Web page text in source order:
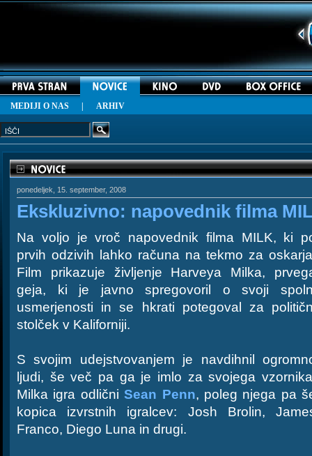
MEDIJI O NAS ARHIV
ponedeljek, 15. september, 2008
Ekskluzivno: napovednik filma
Na voljo je vroč napovednik filma MILK, ki
prvih odzivih lahko računa na tekmo za
Film prikazuje življenje Harveya Milka,
geja, ki je javno spregovoril o svoji
usmerjenosti in se hkrati potegoval za
stolček v Kaliforniji.
S svojim udejstvovanjem je navdihnil
ljudi, še več pa ga je imlo za svojega
Milka igra odličniSean Penn, poleg njega pa
kopica izvrstnih igralcev: Josh Brolin,
Franco, Diego Luna in drugi.